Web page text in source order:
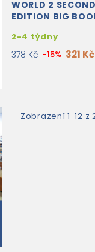
WORLD 2 SECOND
EDITION BIG
2-4 týdny
378 Kč -15% 321 Kč
Zobrazení 1-12 z